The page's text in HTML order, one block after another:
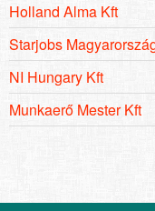
Holland Alma Kft
Starjobs
NI Hungary Kft
Munkaerő Mester Kft